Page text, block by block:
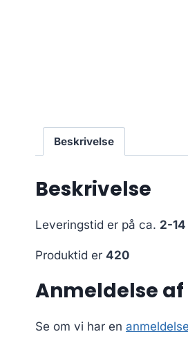
Beskrivelse
Beskrivelse
Leveringstid er på ca. 2-
Produktid er 420
Anmeldelse af
Se om vi har en